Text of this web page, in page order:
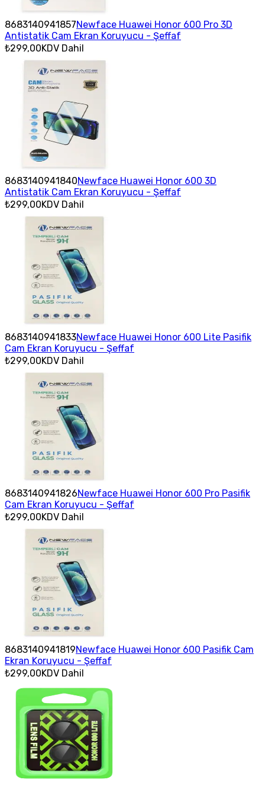
8683140941857Newface Huawei Honor 600 Pro 3D
Antistatik Cam Ekran Koruyucu - Şeffaf
₺299,00KDV Dahil
8683140941840Newface Huawei Honor 600 3D
Antistatik Cam Ekran Koruyucu - Şeffaf
₺299,00KDV Dahil
8683140941833Newface Huawei Honor 600 Lite Pasifik
Cam Ekran Koruyucu - Şeffaf
₺299,00KDV Dahil
8683140941826Newface Huawei Honor 600 Pro Pasifik
Cam Ekran Koruyucu - Şeffaf
₺299,00KDV Dahil
8683140941819Newface Huawei Honor 600 Pasifik Cam
Ekran Koruyucu - Şeffaf
₺299,00KDV Dahil